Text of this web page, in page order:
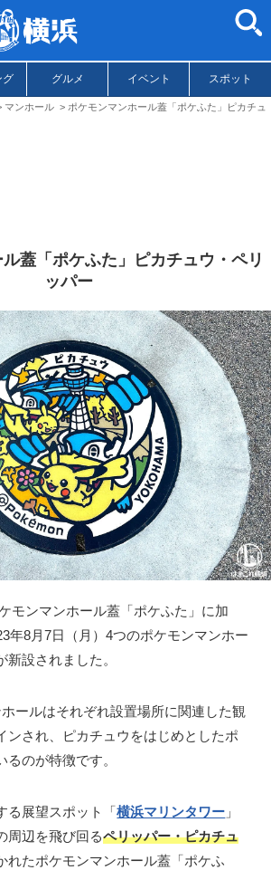
グ グルメ イベント スポット
マンホール
ポケモンマンホール蓋「ポケふた」ピカチュ
蓋「ポケふた」ピカチュウ・ペリ
ッパー
モンマンホール蓋「ポケふた」に加
年8月7日（月）4つのポケモンマンホー
新設されました。
ールはそれぞれ設置場所に関連した観
ンされ、ピカチュウをはじめとしたポ
のが特徴です。
る展望スポット「横浜マリンタワー 」
周辺を飛び回るペリッパー・ピカチュ
れたポケモンマンホール蓋「ポケふ